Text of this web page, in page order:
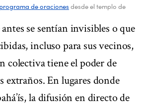
programa de oraciones desde el templo de
se sentían invisibles o que
incluso para sus vecinos,
colectiva tiene el poder de
extraños. En lugares donde
la difusión en directo de